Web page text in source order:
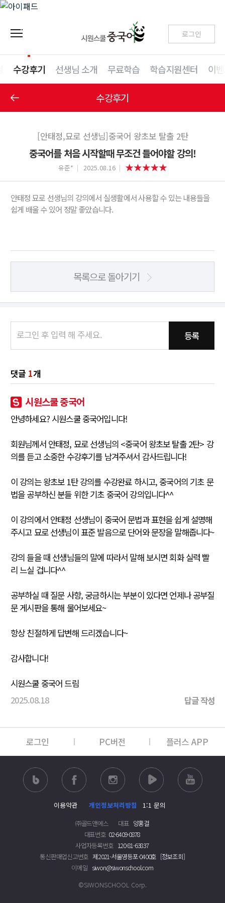
로그인
수강후기 선생님 소개 무료학습 학습지원센터 이
수강후기
[안태정,묘로 선생님]중국어 왕초보 탈출 2탄
중국어를 처음 시작할때 무조건 들어야할 강의!
유준* 2025.08.16
안태정 묘로 선생님의 강의에서 실생활에서 사용할 수 있는 내용들을
쉽게 배울 수 있어 정말 좋았습니다.
목록으로 돌아기기
등록
댓글 1개
시원스쿨 중국어
안녕하세요? 시원스쿨 중국어입니다!
회원님께서 안태정, 묘로 선생님의 <중국어 왕초보 탈출 2탄> 강
의를 듣고 소중한 수강후기를 남겨주셔서 감사드립니다!
이 강의는 왕초보 1탄 강의를 수강완료 하시고, 중국어의 기초 문
법을 공부하신 분들 위한 기초 중국어 강의입니다^^
이 강의에서 안태정 선생님이 중국어 문법과 표현을 쉽게 설명해
주시고 묘로 선생님이 표준 발음으로 단어와 문장을 말해줍니다~
강의 들을 때 선생님들의 말에 따라서 말해 보시면 회화 실력 빨
리 느실 겁니다^^
공부하실 때 질문 사항, 궁금하시는 부분이 있다면 언제나 공부질
문 게시판을 통해 물어보세요~
항상 친절하게 답변해 드리겠습니다~
감사합니다!
시원스쿨 중국어 드림
2025.08.18
답글 작성
로그인 PC버전 플러스 APP
이용약관 개인정보처리방침
1:1 문의
㈜골드앤에스
대표 양홍걸
대표번호 02-6409-0878
사업자등록번호 120-81-63837
통신판매업신고번호 제2021-서울영등포-0400호 [정보조회]
이메일 siwon@siwonschool.com
©SIWONSCHOOL Corp.